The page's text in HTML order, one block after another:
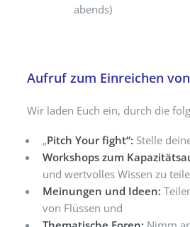
abends)
Aufruf zum Einreichen
Wir laden Euch ein, durch die
„Pitch Your fight“: Stelle
Workshops zum
und wertvolles Wissen zu
Meinungen und Ideen:
von Flüssen und